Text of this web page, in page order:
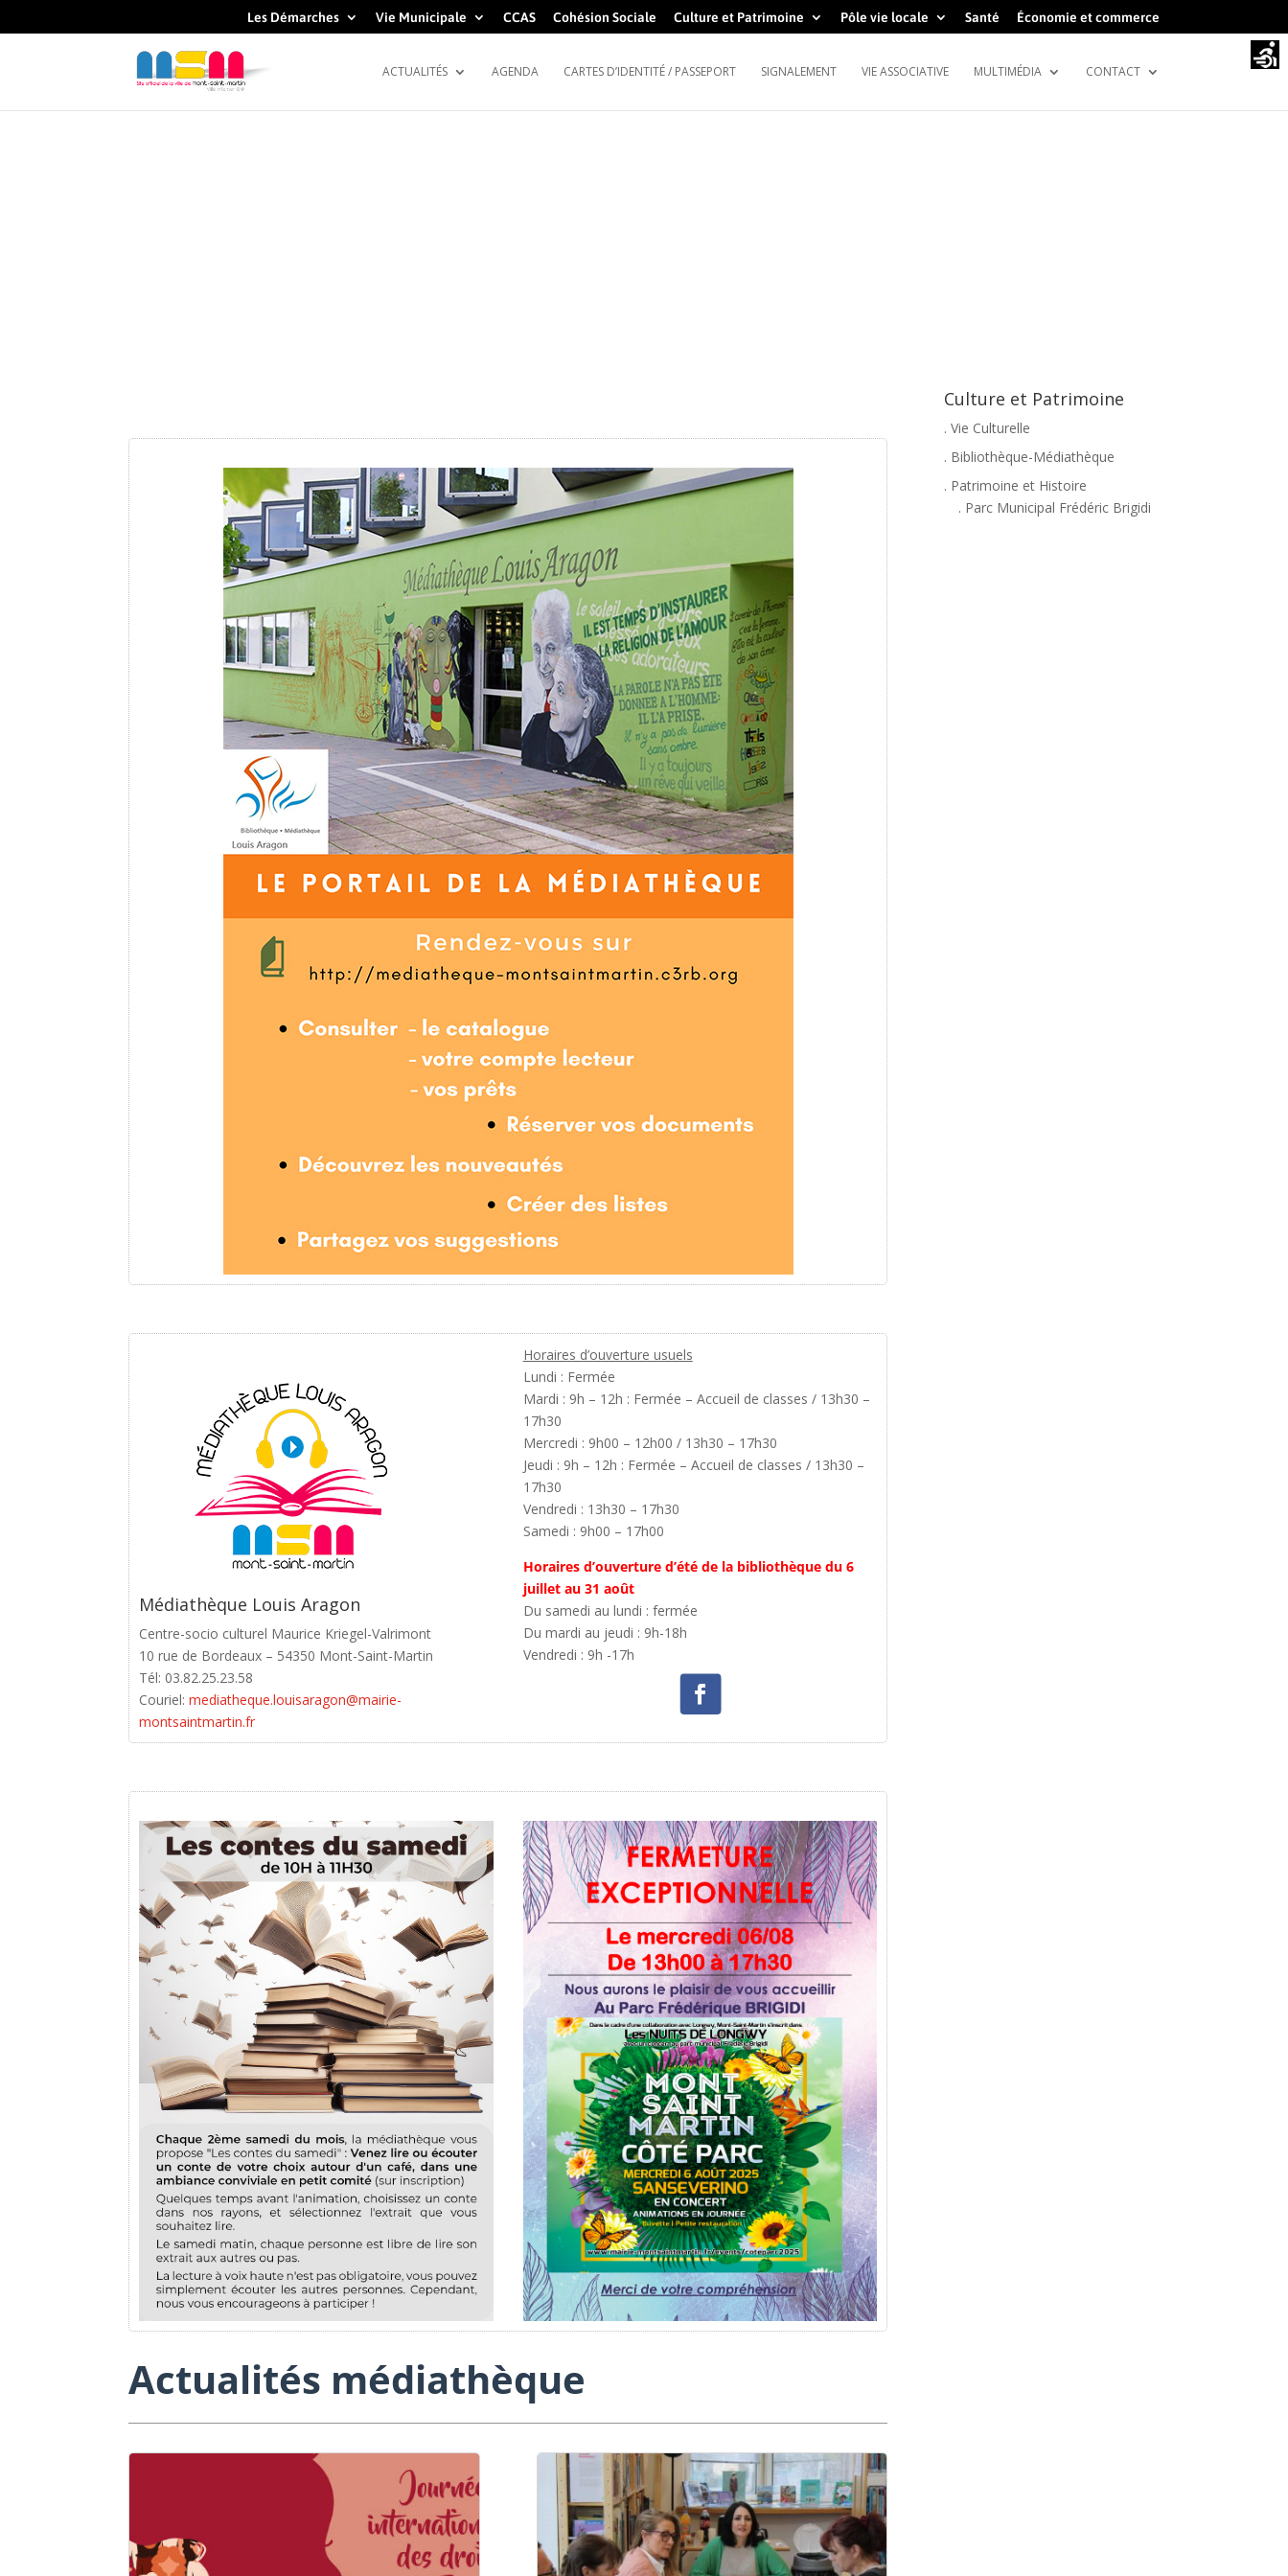
Les Démarches Vie Municipale CCAS Cohésion Sociale Culture et Patrimoine Pôle vie locale Santé Économie et commerce
ACTUALITÉS AGENDA CARTES D’IDENTITÉ / PASSEPORT SIGNALEMENT VIE ASSOCIATIVE MULTIMÉDIA CONTACT
Médiathèque Louis Aragon
Centre-socio culturel Maurice Kriegel-Valrimont
10 rue de Bordeaux – 54350 Mont-Saint-Martin
Tél: 03.82.25.23.58
Couriel:mediatheque.louisaragon@mairie-
montsaintmartin.fr
Horaires d’ouverture usuels
Lundi : Fermée
Mardi : 9h – 12h : Fermée – Accueil de classes / 13h30 –
17h30
Mercredi : 9h00 – 12h00 / 13h30 – 17h30
Jeudi : 9h – 12h : Fermée – Accueil de classes / 13h30 –
17h30
Vendredi : 13h30 – 17h30
Samedi : 9h00 – 17h00
Horaires d’ouverture d’été de la bibliothèque du 6
juillet au 31 août
Du samedi au lundi : fermée
Du mardi au jeudi : 9h-18h
Vendredi : 9h -17h
Actualités médiathèque
Culture et Patrimoine
. Vie Culturelle
. Bibliothèque-Médiathèque
. Patrimoine et Histoire
. Parc Municipal Frédéric Brigidi